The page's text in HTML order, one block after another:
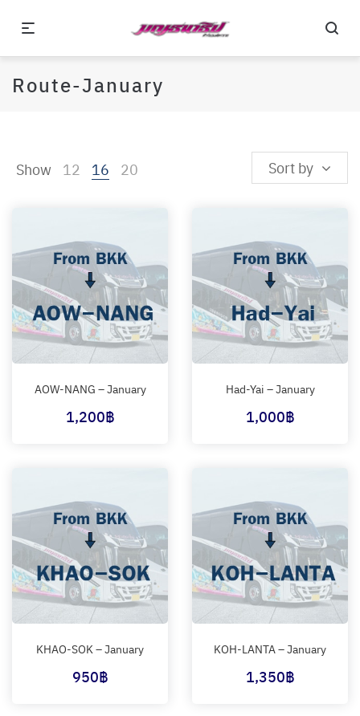
Route-January
Show 12 16 20 Sort by
AOW-NANG – January
1,200฿
Had-Yai – January
1,000฿
KHAO-SOK – January
950฿
KOH-LANTA – January
1,350฿